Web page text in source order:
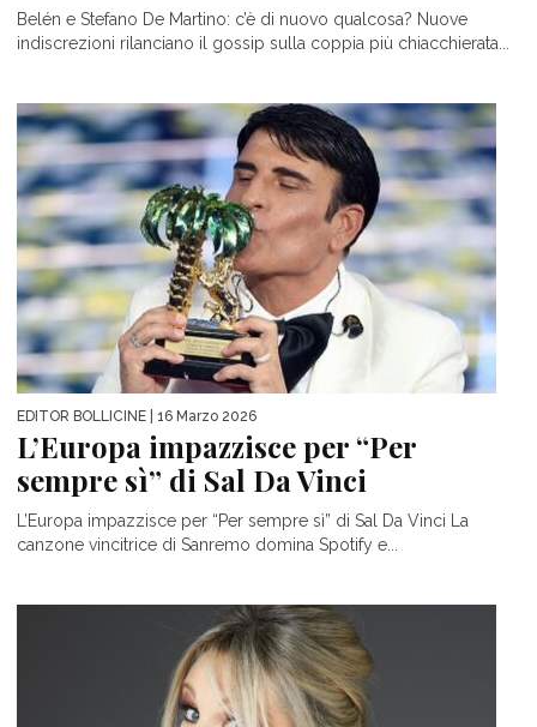
Belén e Stefano De Martino: c’è di nuovo qualcosa? Nuove
indiscrezioni rilanciano il gossip sulla coppia più chiacchierata...
EDITOR BOLLICINE | 16 Marzo 2026
L’Europa impazzisce per “Per
sempre sì” di Sal Da Vinci
L’Europa impazzisce per “Per sempre sì” di Sal Da Vinci La
canzone vincitrice di Sanremo domina Spotify e...